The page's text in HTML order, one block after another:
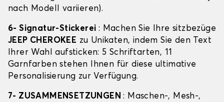
nach Modell variieren).
6- Signatur-Stickerei : Machen Sie Ihre sitzbezüge
JEEP CHEROKEE zu Unikaten, indem Sie den Text
Ihrer Wahl aufsticken: 5 Schriftarten, 11
Garnfarben stehen Ihnen für diese ultimative
Personalisierung zur Verfügung.
7- ZUSAMMENSETZUNGEN: Maschen-, Mesh-,